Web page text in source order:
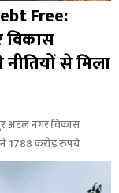
Free:
विकास
से मिला
अटल नगर विकास
ने 1788 करोड़ रुपये